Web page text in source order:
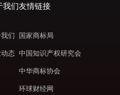
我们
们
态
友情链接
国家商标局
中国知识产权研究会
中华商标协会
环球财经网